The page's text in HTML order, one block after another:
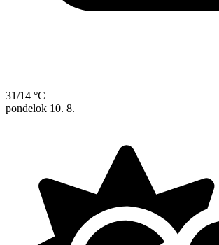
31/14 °C
pondelok 10. 8.